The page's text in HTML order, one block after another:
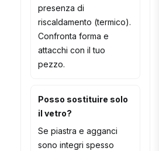
presenza di
riscaldamento (termico).
Confronta forma e
attacchi con il tuo
pezzo.
Posso sostituire solo
il vetro?
Se piastra e agganci
sono integri spesso